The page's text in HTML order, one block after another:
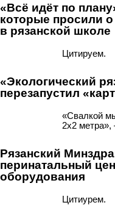
«Всё идёт по
которые просили
в рязанской школе
Цитируем.
«Экологический
перезапустил
«Свалкой
2х2
Рязанский
перинатальный
оборудования
Цитиурем.